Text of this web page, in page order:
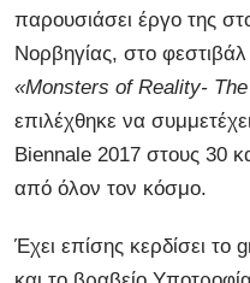
παρουσιάσει έργο της
Νορβηγίας, στο
«Monsters of Reality-
επιλέχθηκε να
Biennale 2017 στους 30
από όλον τον κόσμο.
Έχει επίσης κερδίσει